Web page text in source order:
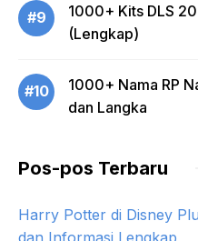
#9
1000+ Kits DLS
(Lengkap)
#10
1000+ Nama RP
dan Langka
Pos-pos Terbaru
Harry Potter di Disney
dan Informasi Lengkap